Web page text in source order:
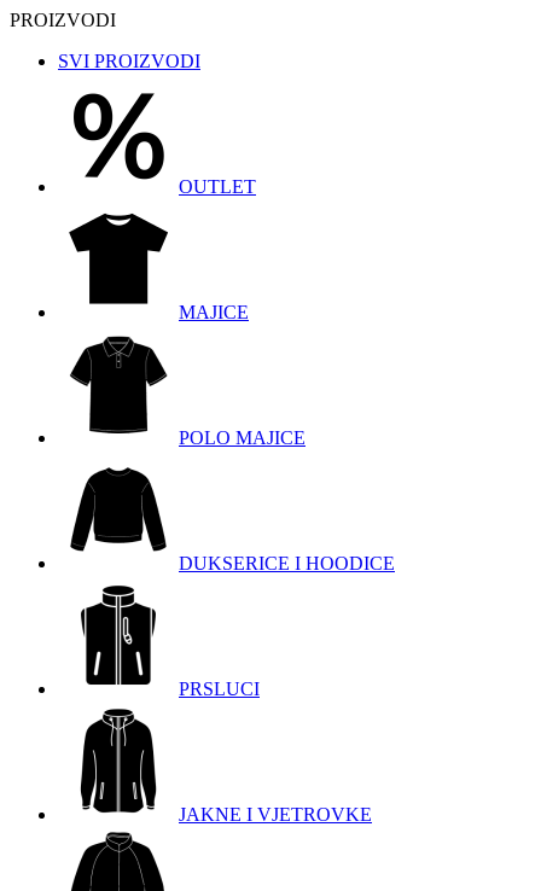
PROIZVODI
SVI PROIZVODI
OUTLET
MAJICE
POLO MAJICE
DUKSERICE I HOODICE
PRSLUCI
JAKNE I VJETROVKE